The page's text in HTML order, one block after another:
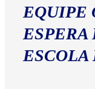
EQUIPE
ESPERA